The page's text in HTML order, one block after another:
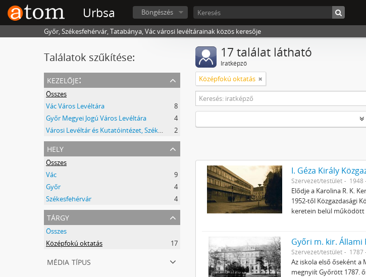
Urbsa Böngészés
Győr, Székesfehérvár, Tatabánya, Vác városi levéltárainak közös keresője
Találatok szűkítése:
kezelője:
Összes
Vác Város Levéltára
8
Győr Megyei Jogú Város Levéltára
4
Városi Levéltár és Kutatóintézet, Székesfehérvár
2
hely
Összes
Vác
9
Győr
4
Székesfehérvár
4
tárgy
Összes
Középfokú oktatás
17
média típus
17 találat látható
Iratképző
Középfokú oktatás
I. Géza Király
Szervezet/testület 1948
Elődje a Karolina R. K.
1952-től Közgazdasági
keretein belül működött
Győri m. kir. Állami
Szervezet/testület 1787
Az iskola első őseként a
megnyiít Győrött 1787.